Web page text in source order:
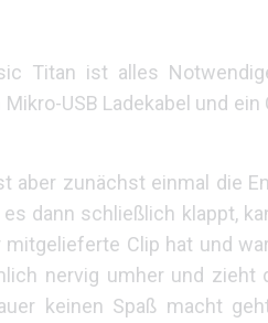
Titan ist alles
USB Ladekabel und
aber zunächst einmal die
dann schließlich klappt,
Clip hat und
nervig umher und
keinen Spaß macht